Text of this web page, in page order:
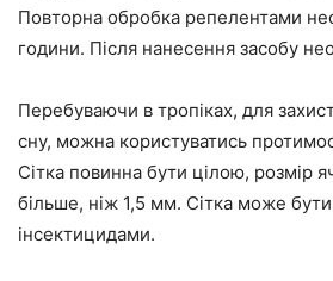
Повторна обробка репелентами
години. Після нанесення засобу
Перебуваючи в тропіках, для
сну, можна користуватись
Сітка повинна бути цілою, розмір
більше, ніж 1,5 мм. Сітка може
інсектицидами.